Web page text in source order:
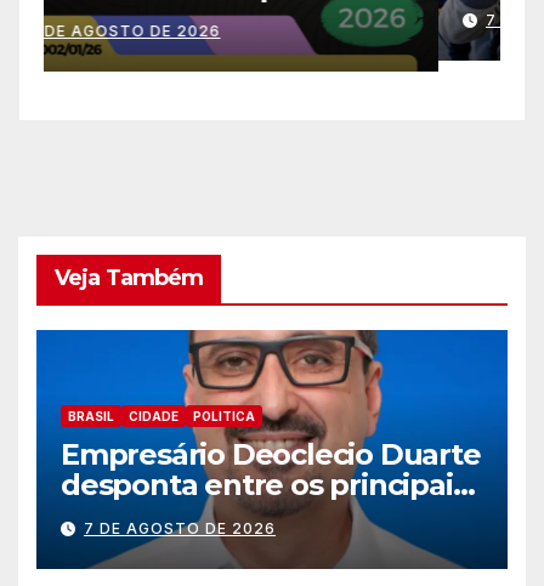
história no IDEB
7 DE AGOSTO DE 2026
Veja Também
BRASIL CIDADE POLITICA
Empresário Deoclecio Duarte
desponta entre os principais
nomes do União Brasil para
deputado estadual
7 DE AGOSTO DE 2026